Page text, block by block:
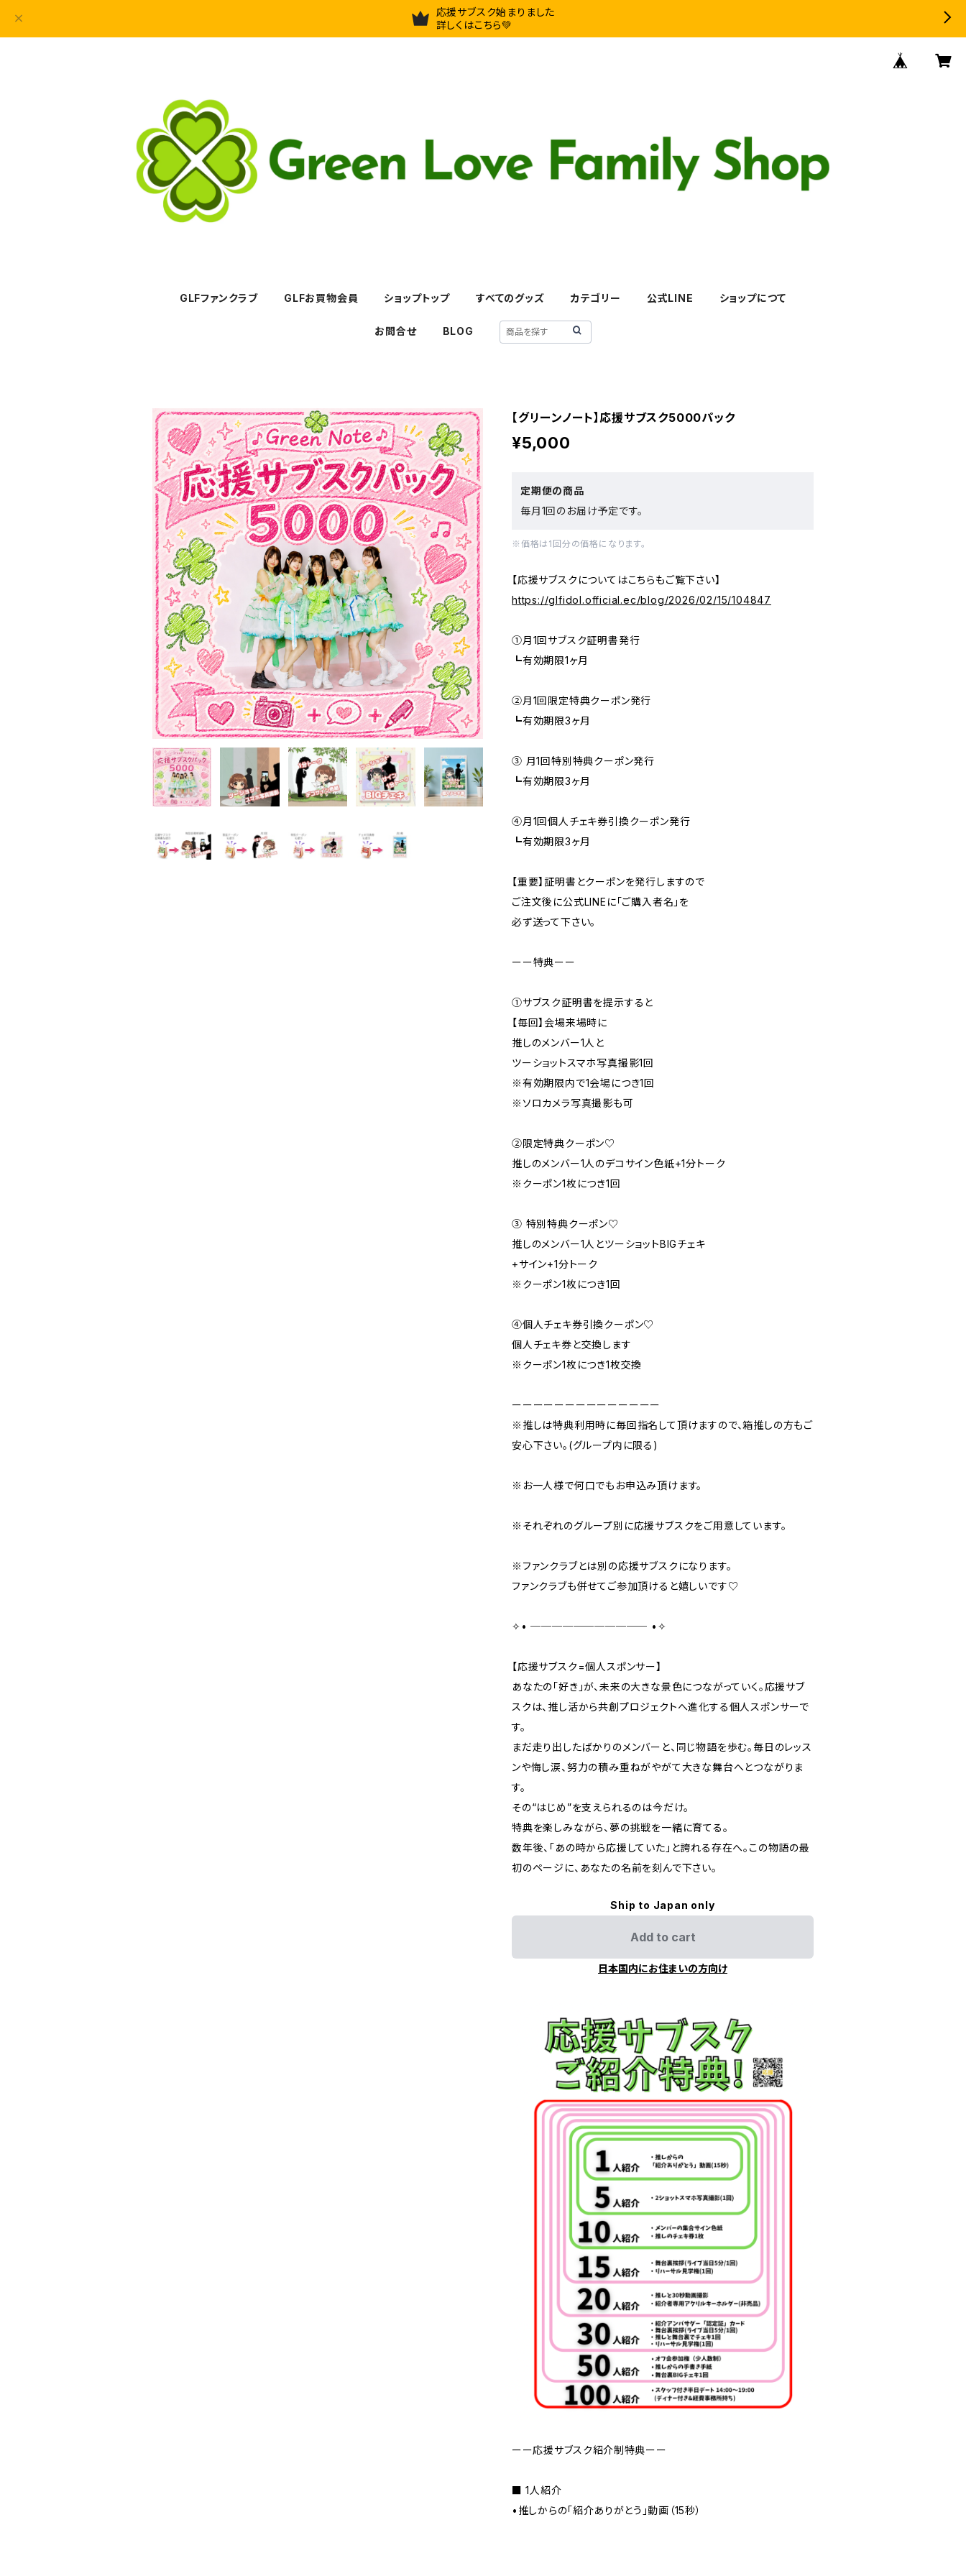
応援サブスク始まりました
詳しくはこちら💚
GLFファンクラブ GLFお買物会員 ショップトップ すべてのグッズ カテゴリー 公式LINE ショップにつて
お問合せ BLOG
【グリーンノート】応援サブスク5000パック
¥5,000
定期便の商品
毎月1回のお届け予定です。
※価格は1回分の価格になります。
【応援サブスクについてはこちらもご覧下さい】
https://glfidol.official.ec/blog/2026/02/15/104847
①月1回サブスク証明書発行
┗有効期限1ヶ月
②月1回限定特典クーポン発行
┗有効期限3ヶ月
③ 月1回特別特典クーポン発行
┗有効期限3ヶ月
④月1回個人チェキ券引換クーポン発行
┗有効期限3ヶ月
【重要】証明書とクーポンを発行しますので
ご注文後に公式LINEに「ご購入者名」を
必ず送って下さい。
ーー特典ーー
①サブスク証明書を提示すると
【毎回】会場来場時に
推しのメンバー1人と
ツーショットスマホ写真撮影1回
※有効期限内で1会場につき1回
※ソロカメラ写真撮影も可
②限定特典クーポン♡
推しのメンバー1人のデコサイン色紙+1分トーク
※クーポン1枚につき1回
③ 特別特典クーポン♡
推しのメンバー1人とツーショットBIGチェキ
+サイン+1分トーク
※クーポン1枚につき1回
④個人チェキ券引換クーポン♡
個人チェキ券と交換します
※クーポン1枚につき1枚交換
ーーーーーーーーーーーーーー
※推しは特典利用時に毎回指名して頂けますので、箱推しの方もご
安心下さい。(グループ内に限る)
※お一人様で何口でもお申込み頂けます。
※それぞれのグループ別に応援サブスクをご用意しています。
※ファンクラブとは別の応援サブスクになります。
ファンクラブも併せてご参加頂けると嬉しいです♡
✧• ─────────── •✧
【応援サブスク=個人スポンサー】
あなたの「好き」が、未来の大きな景色につながっていく。応援サブ
スクは、推し活から共創プロジェクトへ進化する個人スポンサーで
す。
まだ走り出したばかりのメンバーと、同じ物語を歩む。毎日のレッス
ンや悔し涙、努力の積み重ねがやがて大きな舞台へとつながりま
す。
その“はじめ”を支えられるのは今だけ。
特典を楽しみながら、夢の挑戦を一緒に育てる。
数年後、「あの時から応援していた」と誇れる存在へ。この物語の最
初のページに、あなたの名前を刻んで下さい。
Ship to Japan only
Add to cart
日本国内にお住まいの方向け
ーー応援サブスク紹介制特典ーー
■ 1人紹介
•推しからの「紹介ありがとう」動画（15秒）